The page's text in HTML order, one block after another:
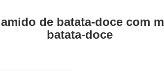
de batata-doce com
batata-doce